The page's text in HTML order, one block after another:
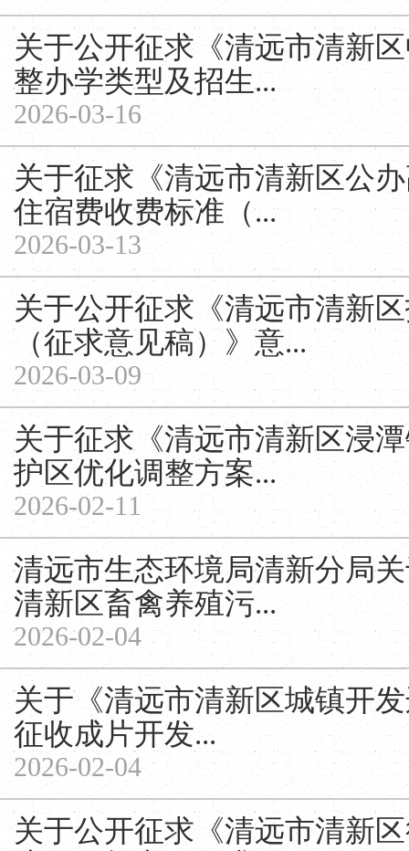
关于公开征求《清远市清新
整办学类型及招生...
2026-03-16
关于征求《清远市清新区公
住宿费收费标准（...
2026-03-13
关于公开征求《清远市清新
（征求意见稿）》意...
2026-03-09
关于征求《清远市清新区浸
护区优化调整方案...
2026-02-11
清远市生态环境局清新分局
清新区畜禽养殖污...
2026-02-04
关于《清远市清新区城镇开
征收成片开发...
2026-02-04
关于公开征求《清远市清新